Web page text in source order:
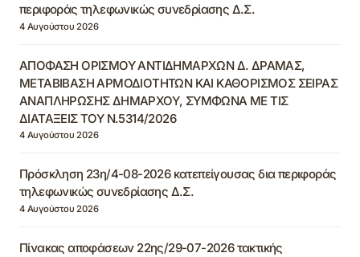
περιφοράς τηλεφωνικώς συνεδρίασης Δ.Σ.
4 Αυγούστου 2026
ΑΠΟΦΑΣΗ ΟΡΙΣΜΟΥ ΑΝΤΙΔΗΜΑΡΧΩΝ Δ. ΔΡΑΜΑΣ,
ΜΕΤΑΒΙΒΑΣΗ ΑΡΜΟΔΙΟΤΗΤΩΝ ΚΑΙ ΚΑΘΟΡΙΣΜΟΣ ΣΕΙΡΑΣ
ΑΝΑΠΛΗΡΩΣΗΣ ΔΗΜΑΡΧΟΥ, ΣΥΜΦΩΝΑ ΜΕ ΤΙΣ
ΔΙΑΤΑΞΕΙΣ ΤΟΥ Ν.5314/2026
4 Αυγούστου 2026
Πρόσκληση 23η/4-08-2026 κατεπείγουσας δια περιφοράς
τηλεφωνικώς συνεδρίασης Δ.Σ.
4 Αυγούστου 2026
Πίνακας αποφάσεων 22ης/29-07-2026 τακτικής